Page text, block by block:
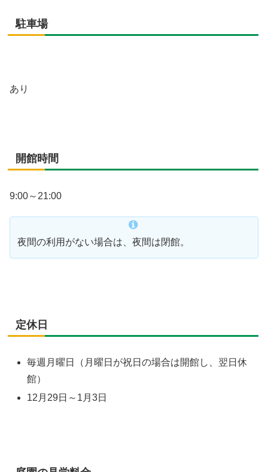
駐車場
あり
開館時間
9:00～21:00
夜間の利用がない場合は、夜間は閉館。
定休日
毎週月曜日（月曜日が祝日の場合は開館し、翌日休
館）
12月29日～1月3日